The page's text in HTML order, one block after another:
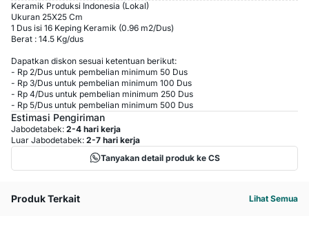
Keramik Produksi Indonesia (Lokal)
Ukuran 25X25 Cm
1 Dus isi 16 Keping Keramik (0.96 m2/Dus)
Berat : 14.5 Kg/dus
Dapatkan diskon sesuai ketentuan berikut:
- Rp 2/Dus untuk pembelian minimum 50 Dus
- Rp 3/Dus untuk pembelian minimum 100 Dus
- Rp 4/Dus untuk pembelian minimum 250 Dus
- Rp 5/Dus untuk pembelian minimum 500 Dus
Estimasi Pengiriman
Jabodetabek: 2-4 hari kerja
Luar Jabodetabek: 2-7 hari kerja
Tanyakan detail produk ke CS
Produk Terkait Lihat Semua